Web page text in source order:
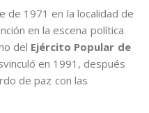
de 1971 en la localidad de
en la escena política
del Ejército Popular de
en 1991, después
de paz con las